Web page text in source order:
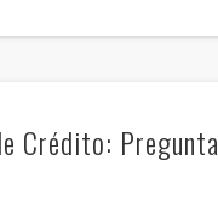
Crédito: